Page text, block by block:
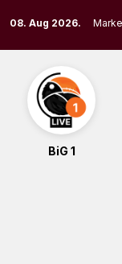
to
content
08. Aug 2026.
BiG 1